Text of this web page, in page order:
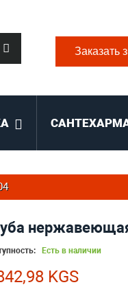
Заказать
Есть в наличии
KGS